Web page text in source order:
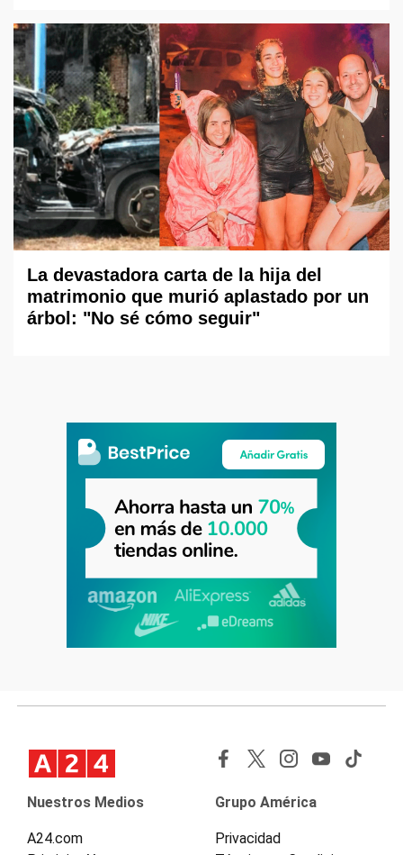
La devastadora carta de la hija del
matrimonio que murió aplastado por un
árbol: "No sé cómo seguir"
Nuestros Medios
A24.com
Grupo América
Privacidad